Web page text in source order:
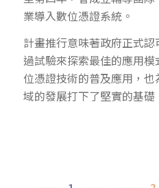
業導入數位憑證系統。
計畫推行意味著政府正式
過試驗來探索最佳的應用
位憑證技術的普及應用，
域的發展打下了堅實的基礎